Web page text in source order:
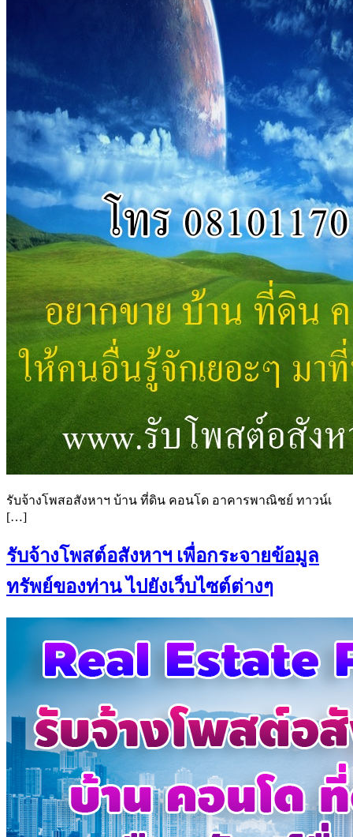
รับจ้างโพสอสังหาฯ บ้าน ที่ดิน คอนโด อาคารพาณิชย์ ทาวน์เ
[…]
รับจ้างโพสต์อสังหาฯ เพื่อกระจายข้อมูล
ทรัพย์ของท่าน ไปยังเว็บไซต์ต่างๆ